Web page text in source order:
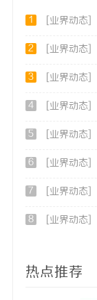
1 [业界动态]
2 [业界动态]
3 [业界动态]
4 [业界动态]
5 [业界动态]
6 [业界动态]
7 [业界动态]
8 [业界动态]
热点推荐